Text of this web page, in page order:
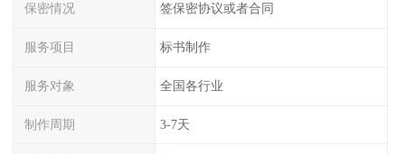
保密情况 签保密协议或者合同
服务项目 标书制作
服务对象 全国各行业
制作周期 3-7天